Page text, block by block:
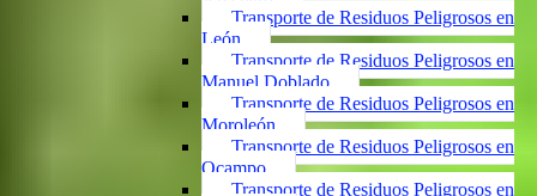
Transporte de Residuos Peligrosos en
León
Transporte de Residuos Peligrosos en
Manuel Doblado
Transporte de Residuos Peligrosos en
Moroleón
Transporte de Residuos Peligrosos en
Ocampo
Transporte de Residuos Peligrosos en